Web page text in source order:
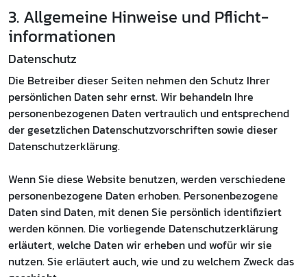
3. Allgemeine Hinweise und Pflicht­
informationen
Datenschutz
Die Betreiber dieser Seiten nehmen den Schutz Ihrer
persönlichen Daten sehr ernst. Wir behandeln Ihre
personenbezogenen Daten vertraulich und entsprechend
der gesetzlichen Datenschutzvorschriften sowie dieser
Datenschutzerklärung.
Wenn Sie diese Website benutzen, werden verschiedene
personenbezogene Daten erhoben. Personenbezogene
Daten sind Daten, mit denen Sie persönlich identifiziert
werden können. Die vorliegende Datenschutzerklärung
erläutert, welche Daten wir erheben und wofür wir sie
nutzen. Sie erläutert auch, wie und zu welchem Zweck das